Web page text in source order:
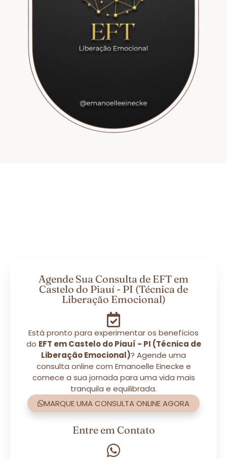
Agende Sua Consulta de EFT em
Castelo do Piauí - PI (Técnica de
Liberação Emocional)
Está pronto para experimentar os benefícios
do EFT em Castelo do Piauí - PI (Técnica de
Liberação Emocional)? Agende uma
consulta online com Emanoelle Einecke e
comece a sua jornada para uma vida mais
tranquila e equilibrada.
MARQUE UMA CONSULTA ONLINE AGORA
Entre em Contato